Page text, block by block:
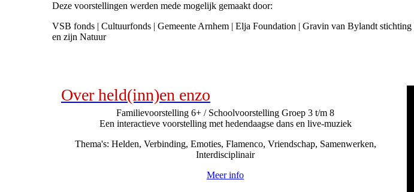
Deze voorstellingen werden mede mogelijk gemaakt door:
VSB fonds | Cultuurfonds | Gemeente Arnhem | Elja Foundation | Gravin van Bylandt stichting
en zijn Natuur
Over held(inn)en enzo
Familievoorstelling 6+ / Schoolvoorstelling Groep 3 t/m 8
Een interactieve voorstelling met hedendaagse dans en live-muziek
Thema's: Helden, Verbinding, Emoties, Flamenco, Vriendschap, Samenwerken,
Interdisciplinair
Meer info